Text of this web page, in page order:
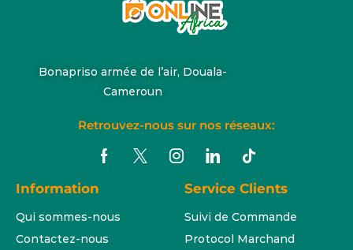
Bonapriso armée de l’air, Douala-
Cameroun
Retrouvez-nous sur nos réseaux:
Information
Qui sommes-nous
Contactez-nous
Service Clients
Suivi de Commande
Protocol Marchand